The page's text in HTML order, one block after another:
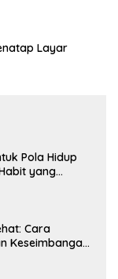
Layar
Pola Hidup
yang
Cara
Keseimbangan